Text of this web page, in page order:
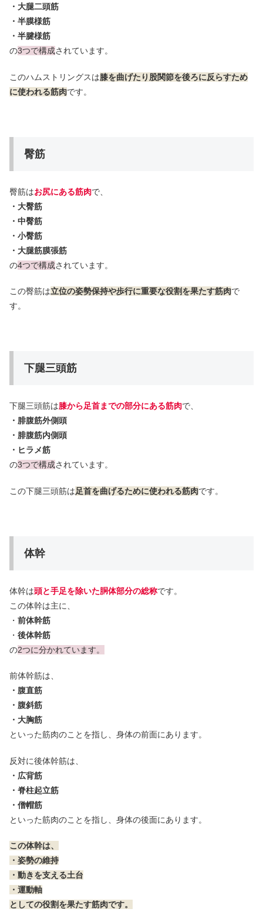
・大腿二頭筋
・半膜様筋
・半腱様筋
の3つで構成されています。
このハムストリングスは膝を曲げたり股関節を後ろに反らすため
に使われる筋肉です。
臀筋
臀筋はお尻にある筋肉で、
・大臀筋
・中臀筋
・小臀筋
・大腿筋膜張筋
の4つで構成されています。
この臀筋は立位の姿勢保持や歩行に重要な役割を果たす筋肉で
す。
下腿三頭筋
下腿三頭筋は膝から足首までの部分にある筋肉で、
・腓腹筋外側頭
・腓腹筋内側頭
・ヒラメ筋
の3つで構成されています。
この下腿三頭筋は足首を曲げるために使われる筋肉です。
体幹
体幹は頭と手足を除いた胴体部分の総称です。
この体幹は主に、
・ 前体幹筋
・ 後体幹筋
の2つに分かれています。
前体幹筋は、
・腹直筋
・腹斜筋
・大胸筋
といった筋肉のことを指し、身体の前面にあります。
反対に後体幹筋は、
・広背筋
・脊柱起立筋
・僧帽筋
といった筋肉のことを指し、身体の後面にあります。
この体幹は、
・姿勢の維持
・動きを支える土台
・運動軸
としての役割を果たす筋肉です。